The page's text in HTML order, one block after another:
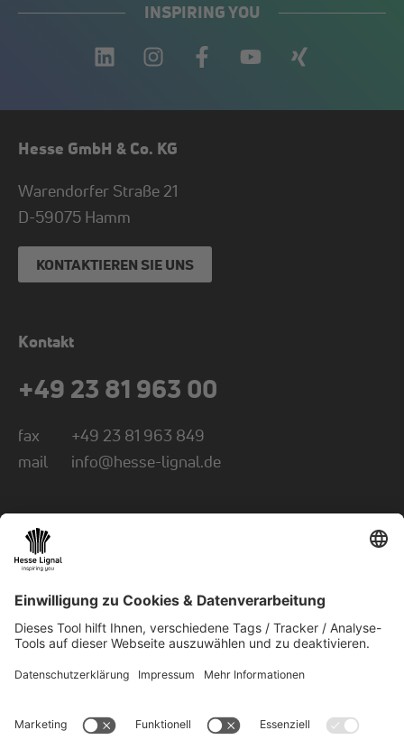
INSPIRING YOU
Hesse GmbH & Co. KG
Warendorfer Straße 21
D-59075 Hamm
KONTAKTIEREN SIE UNS
Kontakt
+49 23 81 963 00
fax
+49 23 81 963 849
mail
info@hesse-lignal.de
Newsletter
Monatliche News über innovative Produkte
Wählen Sie Ihr Themengebiet: Handwerk oder
Industrie
NEWSLETTER ABONNIEREN